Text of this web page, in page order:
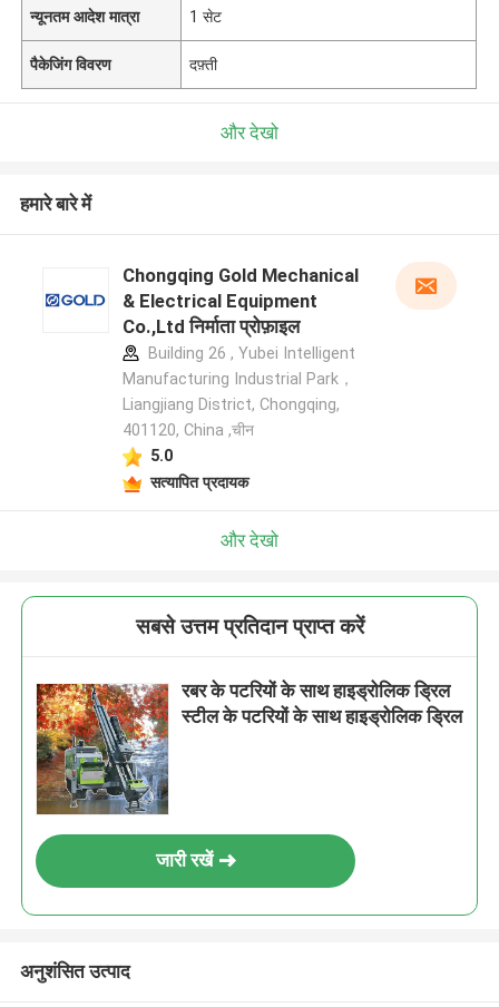
न्यूनतम आदेश मात्रा 1 सेट
पैकेजिंग विवरण दफ़्ती
और देखो
हमारे बारे में
Chongqing Gold Mechanical
& Electrical Equipment
Co.,Ltd निर्माता प्रोफ़ाइल
Building 26 , Yubei Intelligent
Manufacturing Industrial Park，
Liangjiang District, Chongqing,
401120, China ,चीन
5.0
सत्यापित प्रदायक
और देखो
सबसे उत्तम प्रतिदान प्राप्त करें
रबर के पटरियों के साथ हाइड्रोलिक ड्रिल
स्टील के पटरियों के साथ हाइड्रोलिक ड्रिल
जारी रखें
अनुशंसित उत्पाद